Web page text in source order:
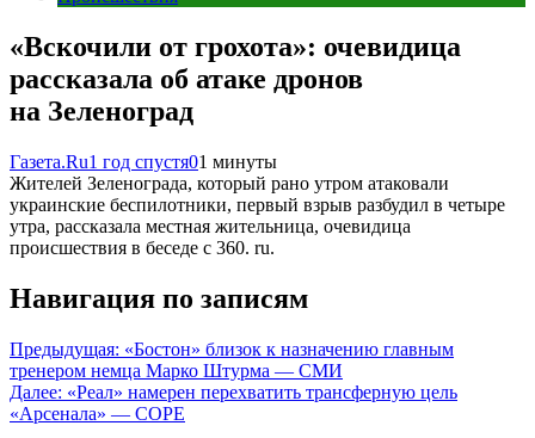
«Вскочили от грохота»: очевидица
рассказала об атаке дронов
на Зеленоград
Газета.Ru1 год спустя01 минуты
Жителей Зеленограда, который рано утром атаковали
украинские беспилотники, первый взрыв разбудил в четыре
утра, рассказала местная жительница, очевидица
происшествия в беседе с 360. ru.
Навигация по записям
Предыдущая: «Бостон» близок к назначению главным
тренером немца Марко Штурма — СМИ
Далее: «Реал» намерен перехватить трансферную цель
«Арсенала» — COPE